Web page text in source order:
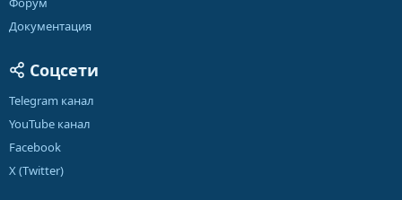
Документация
Соцсети
Telegram канал
YouTube канал
Facebook
X (Twitter)